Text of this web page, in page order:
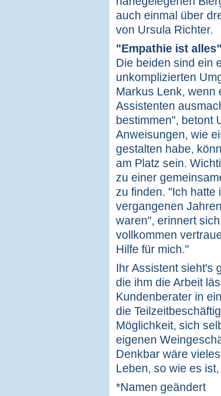
auch einmal über
von Ursula Richter.
"Empathie ist
Die beiden sind ein
unkomplizierten
Markus Lenk, wenn
Assistenten
bestimmen", betont
Anweisungen, wie
gestalten habe,
am Platz sein.
zu einer
zu finden. "Ich hatte
vergangenen
waren", erinnert
vollkommen
Hilfe für mich."
Ihr Assistent sieht's
die ihm die Arbeit
Kundenberater in
die
Möglichkeit, sich
eigenen
Denkbar wäre
Leben, so wie es
*Namen geändert